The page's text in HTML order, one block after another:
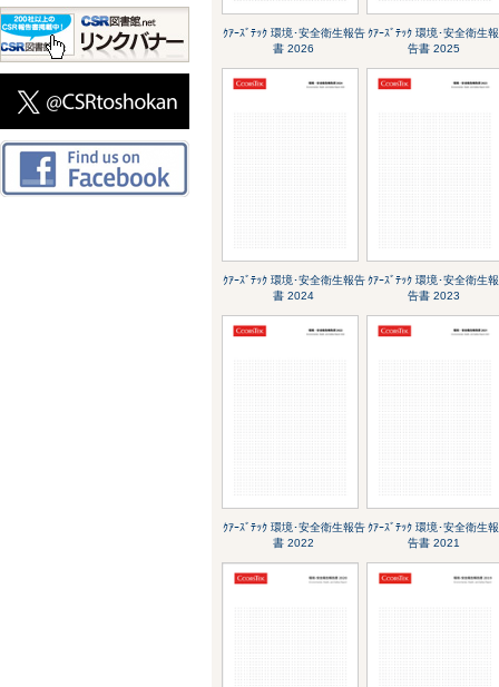
ｸｱｰｽﾞﾃｯｸ 環境･安全衛生報告
書 2026
ｸｱｰｽﾞﾃｯｸ 環境･安全衛生報
告書 2025
ｸｱｰｽﾞﾃｯｸ 環境･安全衛生報告
書 2024
ｸｱｰｽﾞﾃｯｸ 環境･安全衛生報
告書 2023
ｸｱｰｽﾞﾃｯｸ 環境･安全衛生報告
書 2022
ｸｱｰｽﾞﾃｯｸ 環境･安全衛生報
告書 2021